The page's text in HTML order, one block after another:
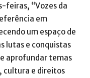
feiras, “Vozes da
em
um espaço de
lutas e conquistas
aprofundar temas
cultura e direitos